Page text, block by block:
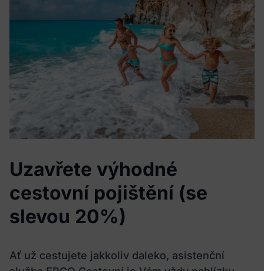
Uzavřete výhodné
cestovní pojištění (se
slevou 20%)
Ať už cestujete jakkoliv daleko, asistenční